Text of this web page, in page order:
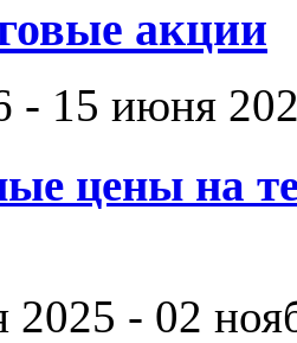
акции
- 15 июня
цены на
2025 - 02